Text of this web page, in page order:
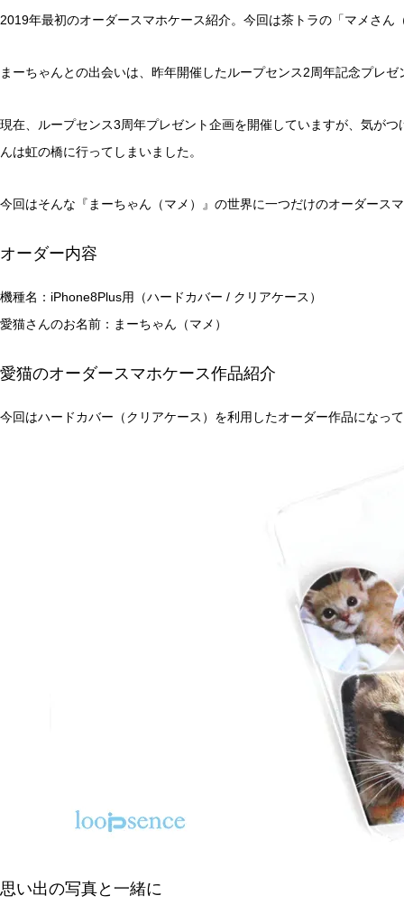
2019年最初のオーダースマホケース紹介。今回は茶トラの「マメさん
まーちゃんとの出会いは、昨年開催したループセンス2周年記念プレ
現在、ループセンス3周年プレゼント企画を開催していますが、気が
んは虹の橋に行ってしまいました。
今回はそんな『まーちゃん（マメ）』の世界に一つだけのオーダース
オーダー内容
機種名：iPhone8Plus用（ハードカバー / クリアケース）
愛猫さんのお名前：まーちゃん（マメ）
愛猫のオーダースマホケース作品紹介
今回はハードカバー（クリアケース）を利用したオーダー作品になっ
思い出の写真と一緒に